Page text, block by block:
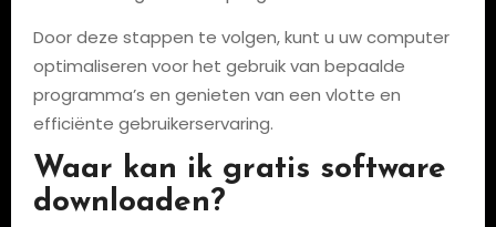
Door deze stappen te volgen, kunt u uw computer
optimaliseren voor het gebruik van bepaalde
programma’s en genieten van een vlotte en
efficiënte gebruikerservaring.
Waar kan ik gratis software
downloaden?